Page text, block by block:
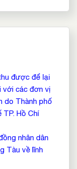
được để lại
với các đơn vị
do Thành phố
TP. Hồ Chí
nhân dân
Tàu về lĩnh